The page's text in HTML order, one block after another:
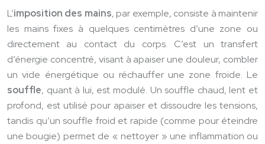
L’imposition des mains, par exemple, consiste à maintenir
les mains fixes à quelques centimètres d’une zone ou
directement au contact du corps. C’est un transfert
d’énergie concentré, visant à apaiser une douleur, combler
un vide énergétique ou réchauffer une zone froide. Le
souffle, quant à lui, est modulé. Un souffle chaud, lent et
profond, est utilisé pour apaiser et dissoudre les tensions,
tandis qu’un souffle froid et rapide (comme pour éteindre
une bougie) permet de « nettoyer » une inflammation ou